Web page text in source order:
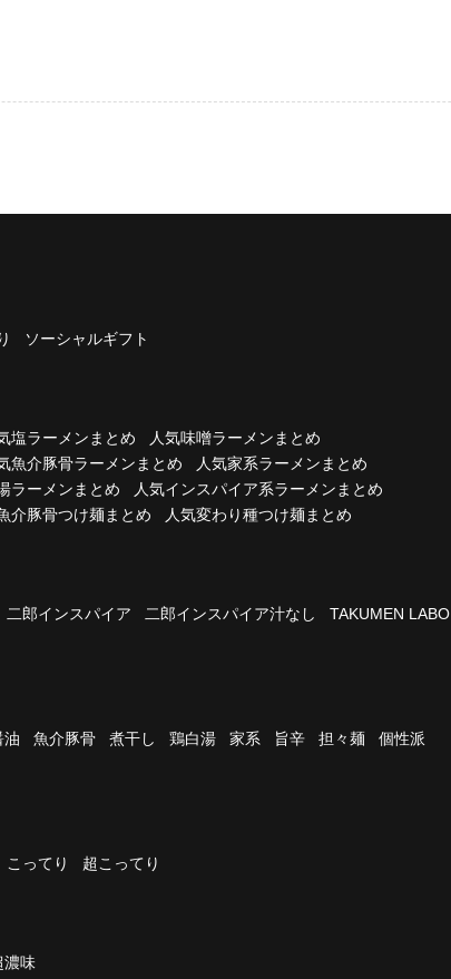
ソーシャルギフト
塩ラーメンまとめ
人気味噌ラーメンまとめ
魚介豚骨ラーメンまとめ
人気家系ラーメンまとめ
ラーメンまとめ
人気インスパイア系ラーメンまとめ
介豚骨つけ麺まとめ 人気変わり種つけ麺まとめ
二郎インスパイア 二郎インスパイア汁なし
TAKUMEN LABO
油 魚介豚骨 煮干し 鶏白湯 家系 旨辛 担々麺
個性派
こってり 超こってり
濃味